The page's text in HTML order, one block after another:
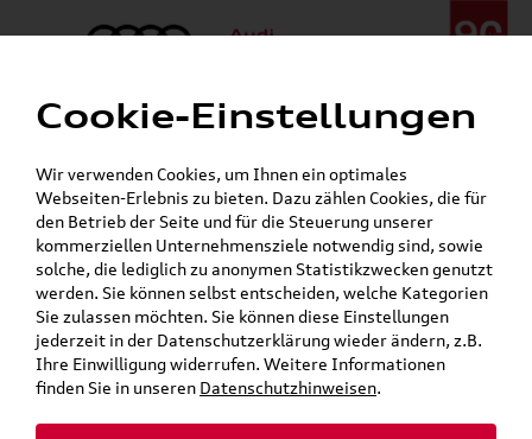
Menü
24h-Pannenhilfe:+49 (0)171 / 870 72 87
Gerade geöffnet
Verkauf:
Mo. - Fr. 08:00 - 19:00 Uhr Sa. 09:00 - 13:00 Uhr
Service:Mo. - Fr. 06:00 - 20:00 Uhr Sa. 08:00 - 13:00 Uhr
Jetzt sparen bei unseren
Dachboxen!
Grundträger zum Schnäppchenpreis
Cookie-Einstellungen
Wir verwenden Cookies, um Ihnen ein optimales
Webseiten-Erlebnis zu bieten. Dazu zählen Cookies, die für
den Betrieb der Seite und für die Steuerung unserer
kommerziellen Unternehmensziele notwendig sind, sowie
solche, die lediglich zu anonymen Statistikzwecken genutzt
werden. Sie können selbst entscheiden, welche Kategorien
Sie zulassen möchten. Sie können diese Einstellungen
jederzeit in der Datenschutzerklärung wieder ändern, z.B.
Ihre Einwilligung widerrufen. Weitere Informationen
finden Sie in unseren Datenschutzhinweisen.